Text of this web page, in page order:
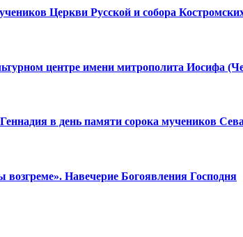
Церкви Русской и собора
центре имени митрополита Иосифа
в день памяти сорока мучеников
возгреме». Навечерие Богоявления Господня